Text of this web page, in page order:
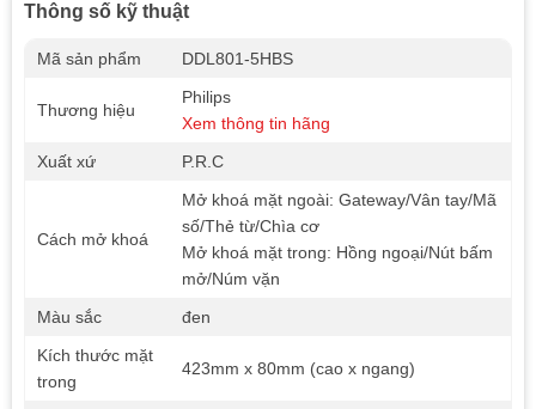
Thông số kỹ thuật
Mã sản phẩm DDL801-5HBS
Thương hiệu
Philips
Xem thông tin hãng
Xuất xứ
P.R.C
Cách mở khoá
Mở khoá mặt ngoài: Gateway/Vân tay/Mã
số/Thẻ từ/Chìa cơ
Mở khoá mặt trong: Hồng ngoại/Nút bấm
mở/Núm vặn
Màu sắc
đen
Kích thước mặt
trong
423mm x 80mm (cao x ngang)